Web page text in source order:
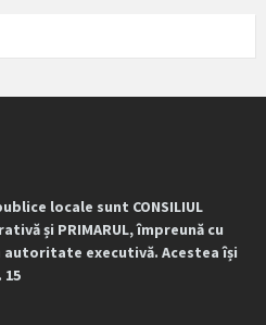
locale sunt CONSILIUL
și PRIMARUL, împreună cu
executivă. Acestea își
15